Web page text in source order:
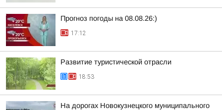
Прогноз погоды на 08.08.26:)
17:12
Развитие туристической отрасли
18:53
На дорогах Новокузнецкого муниципального